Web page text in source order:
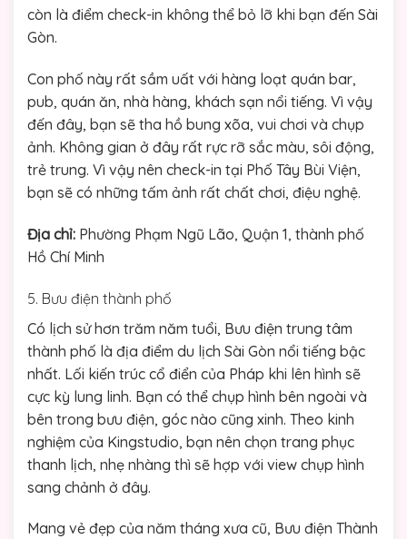
còn là điểm check-in không thể bỏ lỡ khi bạn đến Sài
Gòn.
Con phố này rất sầm uất với hàng loạt quán bar,
pub, quán ăn, nhà hàng, khách sạn nổi tiếng. Vì vậy
đến đây, bạn sẽ tha hồ bung xõa, vui chơi và chụp
ảnh. Không gian ở đây rất rực rỡ sắc màu, sôi động,
trẻ trung. Vì vậy nên check-in tại Phố Tây Bùi Viện,
bạn sẽ có những tấm ảnh rất chất chơi, điệu nghệ.
Địa chỉ: Phường Phạm Ngũ Lão, Quận 1, thành phố
Hồ Chí Minh
5. Bưu điện thành phố
Có lịch sử hơn trăm năm tuổi, Bưu điện trung tâm
thành phố là địa điểm du lịch Sài Gòn nổi tiếng bậc
nhất. Lối kiến trúc cổ điển của Pháp khi lên hình sẽ
cực kỳ lung linh. Bạn có thể chụp hình bên ngoài và
bên trong bưu điện, góc nào cũng xinh. Theo kinh
nghiệm của Kingstudio, bạn nên chọn trang phục
thanh lịch, nhẹ nhàng thì sẽ hợp với view chụp hình
sang chảnh ở đây.
Mang vẻ đẹp của năm tháng xưa cũ, Bưu điện Thành